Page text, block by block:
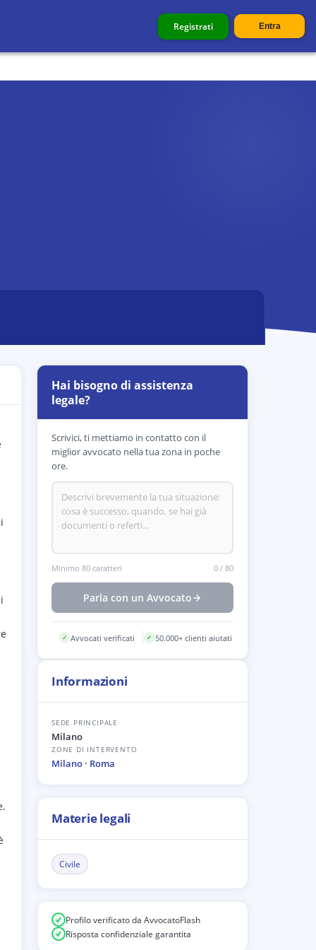
Registrati Entra
Hai bisogno di assistenza
legale?
Scrivici, ti mettiamo in contatto con il
miglior avvocato nella tua zona in poche
ore.
Minimo 80 caratteri 0 / 80
Parla con un Avvocato
✓ Avvocati verificati ✓ 50.000+ clienti aiutati
Informazioni
SEDE PRINCIPALE
Milano
ZONE DI INTERVENTO
Milano · Roma
Materie legali
Civile
Profilo verificato da AvvocatoFlash
Risposta confidenziale garantita